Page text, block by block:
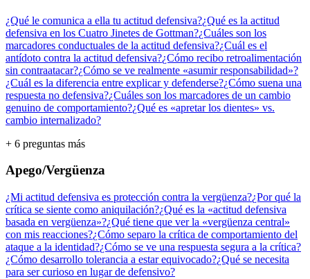
¿Qué le comunica a ella tu actitud defensiva?¿Qué es la actitud
defensiva en los Cuatro Jinetes de Gottman?¿Cuáles son los
marcadores conductuales de la actitud defensiva?¿Cuál es el
antídoto contra la actitud defensiva?¿Cómo recibo retroalimentación
sin contraatacar?¿Cómo se ve realmente «asumir responsabilidad»?
¿Cuál es la diferencia entre explicar y defenderse?¿Cómo suena una
respuesta no defensiva?¿Cuáles son los marcadores de un cambio
genuino de comportamiento?¿Qué es «apretar los dientes» vs.
cambio internalizado?
+ 6 preguntas más
Apego/Vergüenza
¿Mi actitud defensiva es protección contra la vergüenza?¿Por qué la
crítica se siente como aniquilación?¿Qué es la «actitud defensiva
basada en vergüenza»?¿Qué tiene que ver la «vergüenza central»
con mis reacciones?¿Cómo separo la crítica de comportamiento del
ataque a la identidad?¿Cómo se ve una respuesta segura a la crítica?
¿Cómo desarrollo tolerancia a estar equivocado?¿Qué se necesita
para ser curioso en lugar de defensivo?